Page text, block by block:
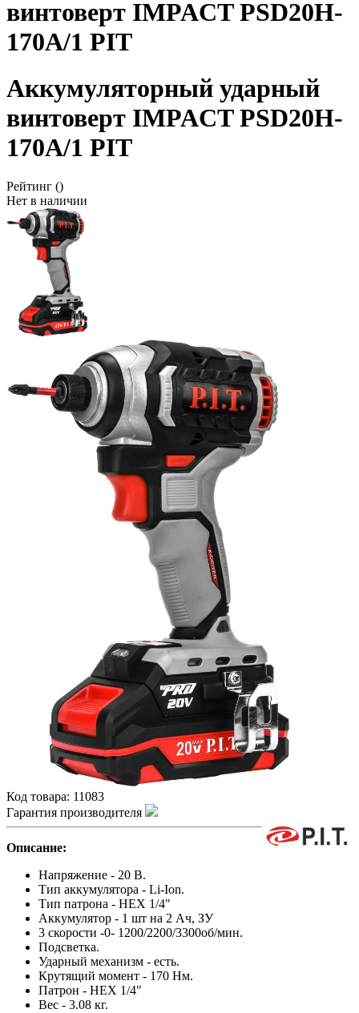
винтоверт IMPACT PSD20H-
170A/1 PIT
Аккумуляторный ударный
винтоверт IMPACT PSD20H-
170A/1 PIT
Рейтинг ()
Нет в наличии
Код товара: 11083
Гарантия производителя
Описание:
Напряжение - 20 В.
Тип аккумулятора - Li-Ion.
Тип патрона - HEX 1/4"
Аккумулятор - 1 шт на 2 Ач, ЗУ
3 скорости -0- 1200/2200/3300об/мин.
Подсветка.
Ударный механизм - есть.
Крутящий момент - 170 Нм.
Патрон - HEX 1/4"
Вес - 3.08 кг.